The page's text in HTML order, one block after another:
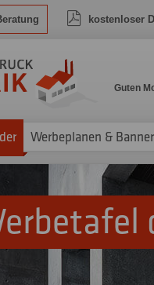
kostenloser
Guten
Werbeplanen &